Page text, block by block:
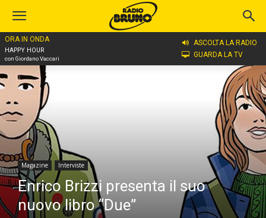
ORA IN ONDA
HAPPY HOUR
con Giordano Vaccari
ASCOLTA LA RADIO
GUARDA LA TV
Home
Magazine Interviste
Enrico Brizzi presenta il suo
nuovo libro “Due”